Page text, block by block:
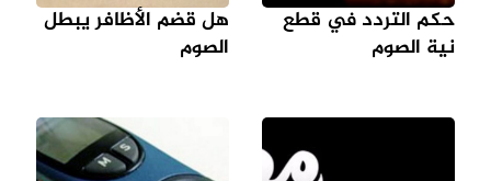
حكم التردد في قطع
نية الصوم
هل قضم الأظافر يبطل
الصوم